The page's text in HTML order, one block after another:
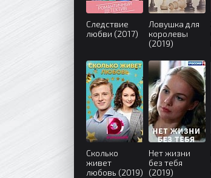
Следствие
любви (2017)
Ловушка для
королевы
(2019)
Сколько
живет
любовь (2019)
Нет жизни
без тебя
(2019)